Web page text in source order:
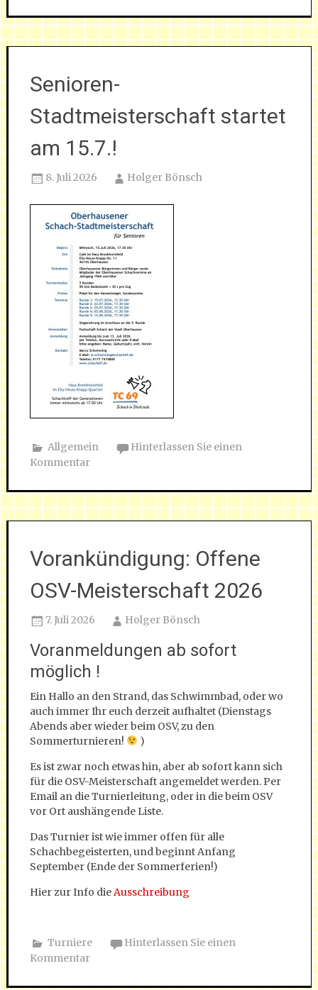
Senioren-
Stadtmeisterschaft startet
am 15.7.!
8. Juli 2026 Holger Bönsch
Allgemein
Hinterlassen Sie einen
Kommentar
Vorankündigung: Offene
OSV-Meisterschaft 2026
7. Juli 2026 Holger Bönsch
Voranmeldungen ab sofort
möglich !
Ein Hallo an den Strand, das Schwimmbad, oder wo
auch immer Ihr euch derzeit aufhaltet (Dienstags
Abends aber wieder beim OSV, zu den
Sommerturnieren!
)
Es ist zwar noch etwas hin, aber ab sofort kann sich
für die OSV-Meisterschaft angemeldet werden. Per
Email an die Turnierleitung, oder in die beim OSV
vor Ort aushängende Liste.
Das Turnier ist wie immer offen für alle
Schachbegeisterten, und beginnt Anfang
September (Ende der Sommerferien!)
Hier zur Info dieAusschreibung
Turniere
Hinterlassen Sie einen
Kommentar